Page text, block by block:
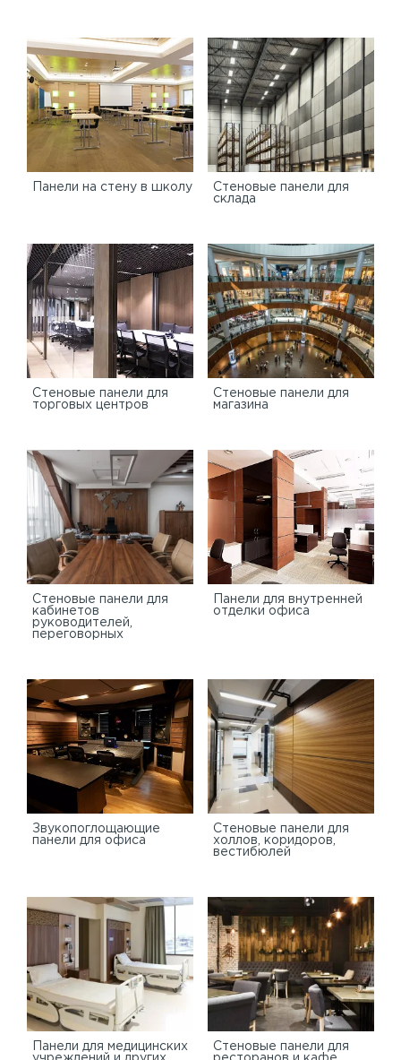
Панели на стену в школу
Стеновые панели для
склада
Cтеновые панели для
торговых центров
Стеновые панели для
магазина
Стеновые панели для
кабинетов
руководителей,
переговорных
Панели для внутренней
отделки офиса
Звукопоглощающие
панели для офиса
Стеновые панели для
холлов, коридоров,
вестибюлей
Панели для медицинских
Стеновые панели для